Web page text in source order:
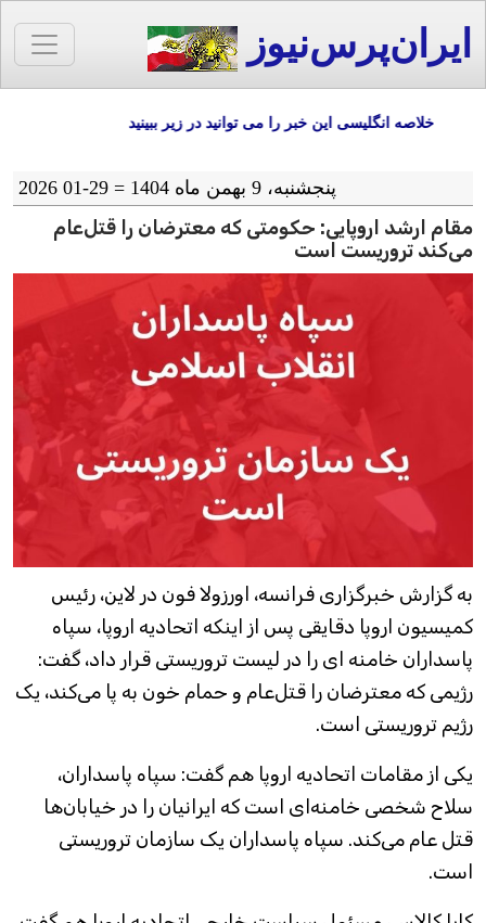
ایران‌پرس‌نیوز
خلاصه انگلیسی این خبر را می توانید در زیر ببینید
پنجشنبه، 9 بهمن ماه 1404 = 29-01 2026
مقام ارشد اروپایی: حکومتی که معترضان را قتل‌عام
می‌کند تروریست است
به گزارش خبرگزاری فرانسه، اورزولا فون در لاین، رئیس
کمیسیون اروپا دقایقی پس از اینکه اتحادیه اروپا، سپاه
پاسداران خامنه ای را در لیست تروریستی قرار داد، گفت:
رژیمی که معترضان را قتل‌عام و حمام خون به پا می‌کند، یک
رژیم تروریستی است.
یکی از مقامات اتحادیه اروپا هم گفت: سپاه پاسداران،
سلاح شخصی خامنه‌ای است که ایرانیان را در خیابان‌ها
قتل عام می‌کند. سپاه پاسداران یک سازمان تروریستی
است.